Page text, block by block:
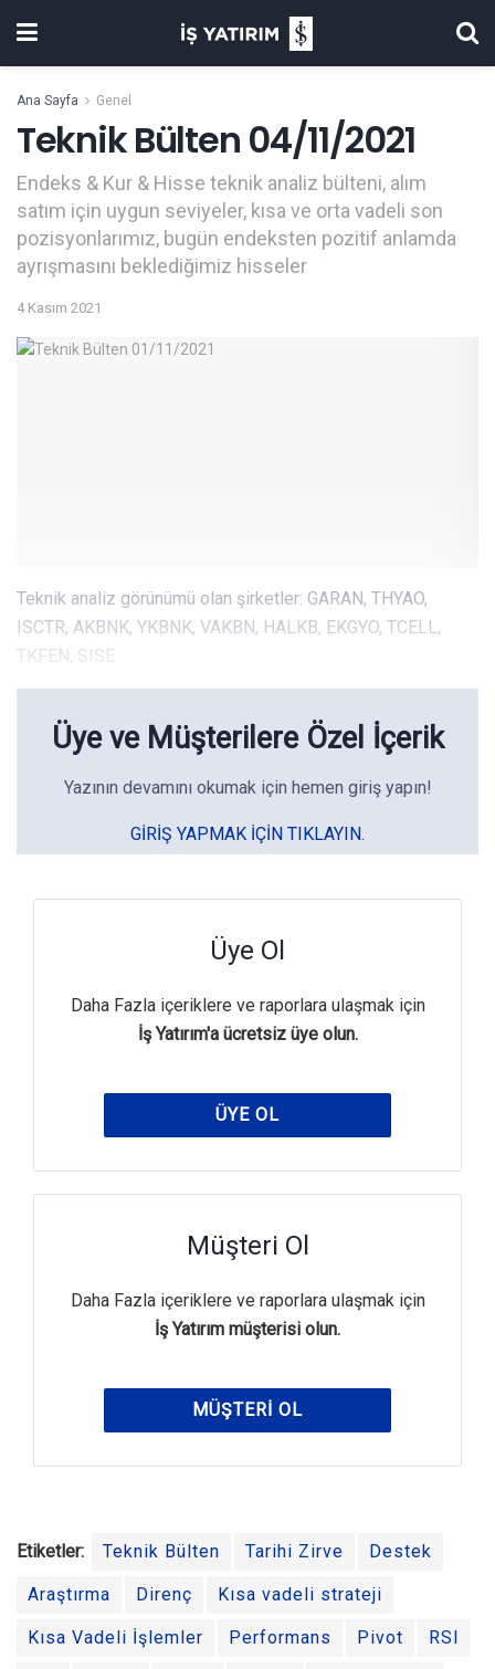
Ana Sayfa Genel
Teknik Bülten 04/11/2021
Endeks & Kur & Hisse teknik analiz bülteni, alım
satım için uygun seviyeler, kısa ve orta vadeli son
pozisyonlarımız, bugün endeksten pozitif anlamda
ayrışmasını beklediğimiz hisseler
4 Kasım 2021
Teknik analiz görünümü olan şirketler: GARAN, THYAO,
ISCTR, AKBNK, YKBNK, VAKBN, HALKB, EKGYO, TCELL,
TKFEN, SISE.
Üye ve Müşterilere Özel İçerik
Yazının devamını okumak için hemen giriş yapın!
GIRIŞ YAPMAK IÇIN TIKLAYIN.
Üye Ol
Daha Fazla içeriklere ve raporlara ulaşmak için
İş Yatırım'a ücretsiz üye olun.
ÜYE OL
Müşteri Ol
Daha Fazla içeriklere ve raporlara ulaşmak için
İş Yatırım müşterisi olun.
MÜŞTERI OL
Etiketler: Teknik Bülten Tarihi Zirve Destek
Araştırma Direnç Kısa vadeli strateji
Kısa Vadeli İşlemler Performans Pivot RSI